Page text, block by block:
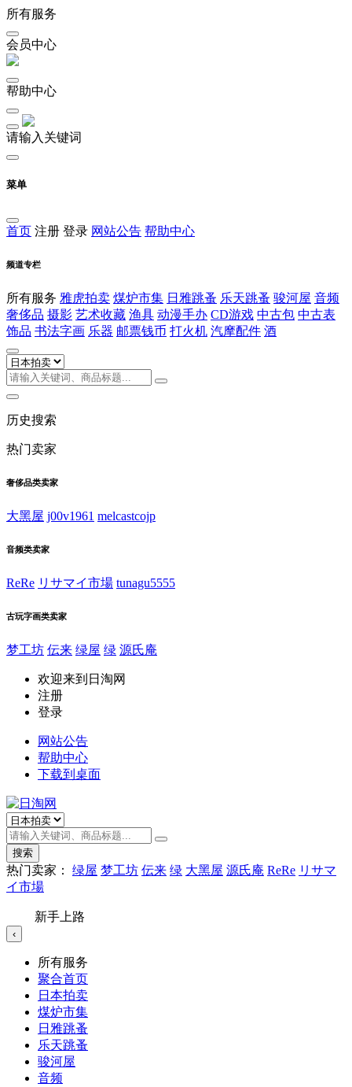
所有服务
会员中心
帮助中心
请输入关键词
菜单
首页 注册 登录 网站公告 帮助中心
频道专栏
所有服务 雅虎拍卖 煤炉市集 日雅跳蚤 乐天跳蚤 骏河屋 音频
奢侈品 摄影 艺术收藏 渔具 动漫手办 CD游戏 中古包 中古表
饰品 书法字画 乐器 邮票钱币 打火机 汽摩配件 酒
历史搜索
热门卖家
奢侈品类卖家
大黑屋 j00v1961 melcastcojp
音频类卖家
ReRe リサマイ市場 tunagu5555
古玩字画类卖家
梦工坊 伝来 绿屋 绿 源氏庵
欢迎来到日淘网
注册
登录
网站公告
帮助中心
下载到桌面
搜索
热门卖家： 绿屋 梦工坊 伝来 绿 大黑屋 源氏庵 ReRe リサマ
イ市場
新手上路
‹
所有服务
聚合首页
日本拍卖
煤炉市集
日雅跳蚤
乐天跳蚤
骏河屋
音频